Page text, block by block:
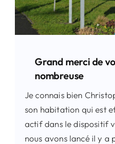
Grand merci de
nombreuse
Je connais bien
son habitation qui est
actif dans le dispositif
nous avons lancé il y a